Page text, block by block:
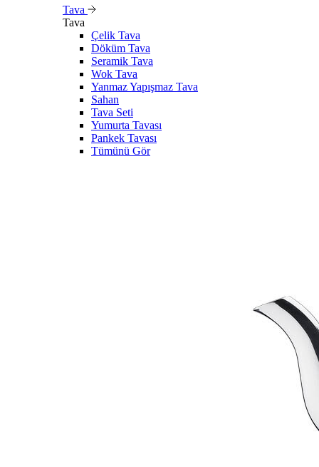
Tava
Tava
Çelik Tava
Döküm Tava
Seramik Tava
Wok Tava
Yanmaz Yapışmaz Tava
Sahan
Tava Seti
Yumurta Tavası
Pankek Tavası
Tümünü Gör